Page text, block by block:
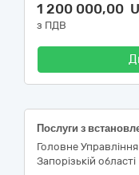
1 200 000,00
з ПДВ
Головне Управління
Запорізькій області